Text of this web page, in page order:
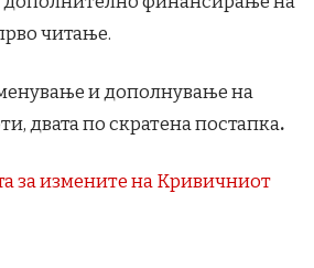
читање.
и дополнување на
двата по скратена постапка.
за измените на Кривичниот